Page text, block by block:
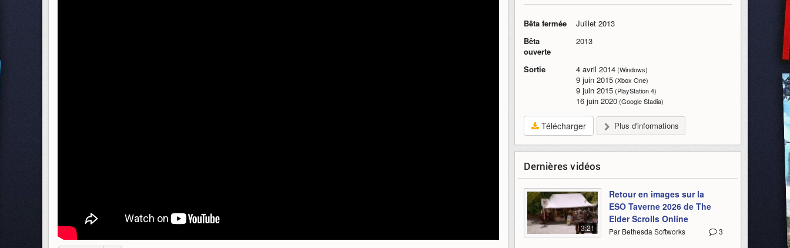
Bêta fermée
Juillet 2013
Bêta
ouverte
2013
Sortie 4 avril 2014(Windows)
9 juin 2015(Xbox One)
9 juin 2015(PlayStation 4)
16 juin 2020(Google Stadia)
Télécharger Plus d'informations
Dernières vidéos
3:21
Retour en images sur la
ESO Taverne 2026 de The
Elder Scrolls Online
3
Par Bethesda Softworks